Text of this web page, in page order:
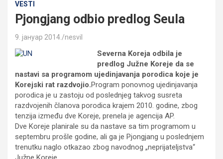
VESTI
Pjongjang odbio predlog Seula
9. јануар 2014. nesvil
Severna Koreja odbila je
predlog Južne Koreje da se
nastavi sa programom ujedinjavanja porodica koje je
Korejski rat razdvojio.Program ponovnog ujedinjavanja
porodica je u zastoju od poslednjeg takvog susreta
razdvojenih članova porodica krajem 2010. godine, zbog
tenzija između dve Koreje, prenela je agencija AP.
Dve Koreje planirale su da nastave sa tim programom u
septembru prošle godine, ali ga je Pjongjang u poslednjem
trenutku naglo otkazao zbog navodnog „neprijateljstva“